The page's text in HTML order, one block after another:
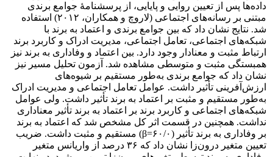
داده‌ها پس از تعیین روایی و پایایی، از پرسشنامۀ جوامع برندی
مبتنی بر رسانه‌های اجتماعی (لاروچ و همکاران، ‌۲۰۱۲) استفاده
شد. نتایج نشان ‌داد که بین جوامع برندی و اعتماد به برند با
شبکه‌های اجتماعی، تعامل اجتماعی، مدیریت ادراک و کاربرد برند
ارتباط مثبت و معنا‌دار وجود دارد. بین اعتماد و وفاداری به برند نیز
همبستگی مثبت و متوسطی مشاهده شد. آزمون تحلیل مسیر نیز
نشان‌ داد که جوامع برندی به‌طور مستقیم بر شیوه‌های
ارزش‌آفرینی تأثیر داشت. عوامل تعامل اجتماعی و مدیریت ادراک
به‌طور مستقیم و مثبت بر اعتماد به برند تأثیر داشت. ولی عوامل
شبکه‌های اجتماعی و کاربرد برند بر اعتماد به برند تأثیر معنا‌داری
نداشت. همچنین در قسمت اثر کل مشخص شد که اعتماد به برند
بر وفاداری به برند تأثیر (۶۰/۰=β) مستقیم و مثبت داشت. ضریب
تعیین متغیر درون‌زا نشان ‌داد که ۳۶ درصد از واریانس متغیر